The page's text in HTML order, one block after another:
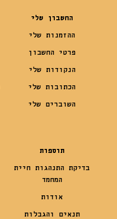
החשבון שלי
ההזמנות שלי
פרטי החשבון
הנקודות שלי
הכתובות שלי
השוברים שלי
תוספות
בדיקת התנהגות חיית
המחמד
אודות
תנאים והגבלות